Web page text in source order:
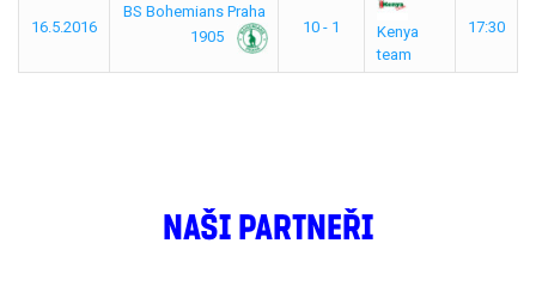
16.5.2016
BS Bohemians Praha
1905
10 - 1
Kenya
team
17:30
NAŠI PARTNEŘI